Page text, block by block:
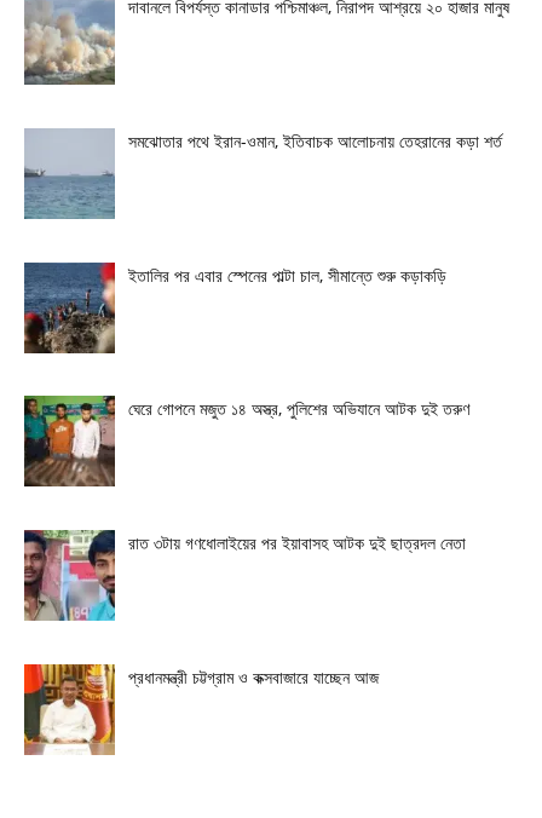
দাবানলে বিপর্যস্ত কানাডার পশ্চিমাঞ্চল, নিরাপদ আশ্রয়ে ২০ হাজার মানুষ
সমঝোতার পথে ইরান-ওমান, ইতিবাচক আলোচনায় তেহরানের কড়া শর্ত
ইতালির পর এবার স্পেনের পাল্টা চাল, সীমান্তে শুরু কড়াকড়ি
ঘেরে গোপনে মজুত ১৪ অস্ত্র, পুলিশের অভিযানে আটক দুই তরুণ
রাত ৩টায় গণধোলাইয়ের পর ইয়াবাসহ আটক দুই ছাত্রদল নেতা
প্রধানমন্ত্রী চট্টগ্রাম ও কক্সবাজারে যাচ্ছেন আজ